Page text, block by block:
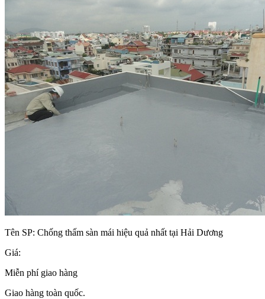
Tên SP: Chống thấm sàn mái hiệu quả nhất tại Hải Dương
Giá:
Miễn phí giao hàng
Giao hàng toàn quốc.